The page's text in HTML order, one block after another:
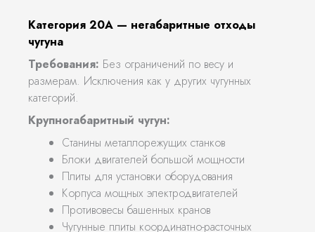
Категория 20А — негабаритные отходы
чугуна
Требования: Без ограничений по весу и
размерам. Исключения как у других чугунных
категорий.
Крупногабаритный чугун:
Станины металлорежущих станков
Блоки двигателей большой мощности
Плиты для установки оборудования
Корпуса мощных электродвигателей
Противовесы башенных кранов
Чугунные плиты координатно-расточных